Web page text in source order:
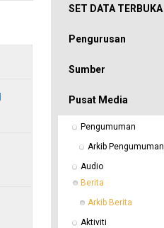
SET DATA TERBUKA
Pengurusan
Sumber
Pusat Media
Pengumuman
Arkib Pengumuman
Audio
Berita
Arkib Berita
Aktiviti